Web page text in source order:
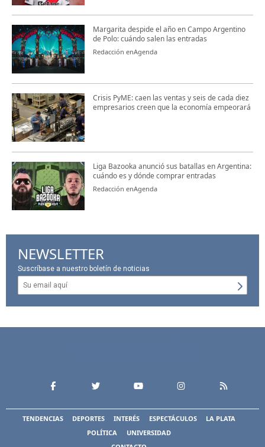
Margarita despide el año en Campo Argentino
de Polo: cuándo salen las entradas
Redacción enAgenda
Crisis PyME: caen las ventas y seis de cada diez
empresarios creen que la economía empeorará
Liga Bazooka anunció sus batallas en Argentina:
cuándo es y dónde comprar entradas
Redacción enAgenda
NEWSLETTER
Suscríbase a nuestro boletín de noticias
TENDENCIAS DEPORTES INTERÉS ESPECTÁCULOS
LA PLATA
POLÍTICA
UNIVERSIDAD